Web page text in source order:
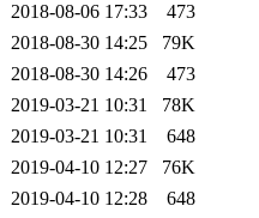
2018-08-06 17:33
473
2018-08-30 14:25
79K
2018-08-30 14:26
473
2019-03-21 10:31
78K
2019-03-21 10:31
648
2019-04-10 12:27
76K
2019-04-10 12:28
648